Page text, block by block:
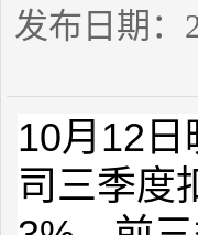
发布日期
10月12
司三季度